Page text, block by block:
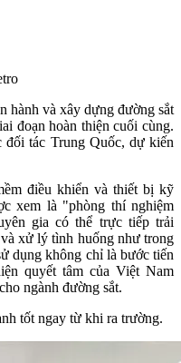
hành và xây dựng đường sắt
đoạn hoàn thiện cuối cùng.
tác Trung Quốc, dự kiến
điều khiển và thiết bị kỹ
xem là "phòng thí nghiệm
gia có thể trực tiếp trải
xử lý tình huống như trong
dụng không chỉ là bước tiến
quyết tâm của Việt Nam
ngành đường sắt.
tốt ngay từ khi ra trường.